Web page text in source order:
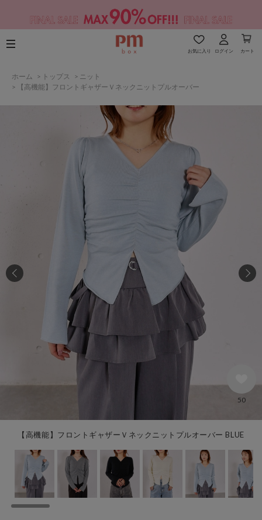
お気に入り ログイン カート
ホーム > トップス > ニット
>
【高機能】フロントギャザーＶネックニットプルオーバー
【高機能】フロントギャザーＶネックニットプルオーバー BLUE
50